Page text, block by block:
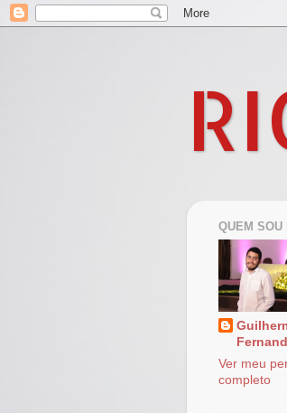
QUEM SOU
Ver meu
completo